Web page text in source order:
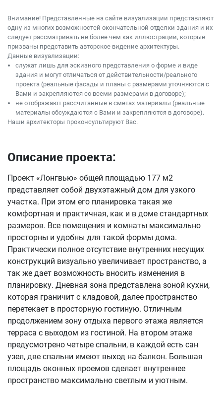
Внимание! Представленные на сайте визуализации представляют
одну из многих возможностей окончательной отделки здания и их
следует рассматривать не более чем как иллюстрации, которые
призваны представить авторское видение архитектуры.
Данные визуализации:
служат лишь для эскизного представления о форме и виде
здания и могут отличаться от действительности/реального
проекта (реальные фасады и планы с размерами уточняются с
Вами и закрепляются со всеми размерами в договоре);
не отображают рассчитанные в сметах материалы (реальные
материалы обсуждаются с Вами и закрепляются в договоре).
Наши архитекторы проконсультируют Вас.
Описание проекта:
Проект «Лонгвью» общей площадью 177 м2
представляет собой двухэтажный дом для узкого
участка. При этом его планировка такая же
комфортная и практичная, как и в доме стандартных
размеров. Все помещения и комнаты максимально
просторны и удобны для такой формы дома.
Практически полное отсутствие внутренних несущих
конструкций визуально увеличивает пространство, а
так же дает возможность вносить изменения в
планировку. Дневная зона представлена зоной кухни,
которая граничит с кладовой, далее пространство
перетекает в просторную гостиную. Отличным
продолжением зону отдыха первого этажа является
терраса с выходом из гостиной. На втором этаже
предусмотрено четыре спальни, в каждой есть сан
узел, две спальни имеют выход на балкон. Большая
площадь оконных проемов сделает внутреннее
пространство максимально светлым и уютным.